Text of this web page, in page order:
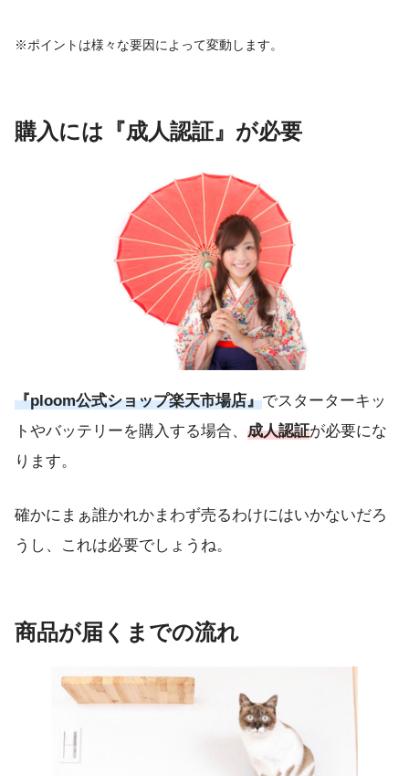
※ポイントは様々な要因によって変動します。
購入には『成人認証』が必要
『ploom公式ショップ楽天市場店』でスターターキッ
トやバッテリーを購入する場合、 成人認証が必要にな
ります。
確かにまぁ誰かれかまわず売るわけにはいかないだろ
うし、これは必要でしょうね。
商品が届くまでの流れ